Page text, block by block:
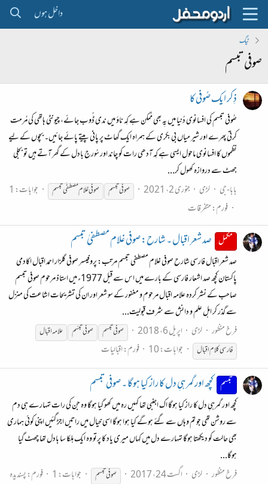
داخل ہوں
ٹیگ
صوفی تبسم
ذِکر ایک صُوفی کا
صُوفی تبسم کی افسانوی دُنیا میں یِہ بھی مُمکن ہے کِہ ناؤ میں ندی ڈُوب جائے، چیونٹی ہاتھی کی مُرمت
کرتی پھرے اور شیر میاں بی بکری کے ہمراہ ایک گھاٹ پر پانی پیتے پائے جائیں۔ بچوں کے لیے
نظموں کا افسانوی ماحول ایسی ہے کِہ آدھی رات کو چاند اور سُورج بادل کے گھر آتے ہیں تو بجلی
جھٹ سے دروازہ کھول کر...
بابا-جی
لڑی جنوری 2، 2021 صوفیتبسم صوفیغلام مصطفٰیتبسم
جوابات: 1
فورم:متفرقات
مکمل صد شعر اقبال ۔ شارح: صوفی غلام مصطفیٰ تبسم
صد شعر اقبال فارسی شارح صوفی غلام مصطفی تبسم مرتب: پروفیسر صوفی گلزار احمد اقبال اکادمی
پاکستان کچھ صد اشعار فارسی کے بارے میں اس سے قبل 1977ء میں استاذ مرحوم صوفی تبسم
صاحب کے نشر کردہ علامہ اقبال مرحوم و مغفور کے سو شعر اور ان کی تشریحات اشاعت کی منزل
سے گذر کر اہل علم و دانش سے شرف قبولیت...
فرخ منظور لڑی اپریل 6، 2018 صوفیتبسم صوفیتبسّم
علامہ اقبال
فارسی کلام اقبال
جوابات: 10 فورم:اقبالیات
تبسم کچھ اور گمرہیِ دل کا راز کیا ہوگا ۔ صوفی تبسم
کچھ اور گمرہیِ دل کا راز کیا ہوگا اک اجنبی تھا کہیں رہ میں کھو گیا ہوگا وہ جن کی رات تمہارے ہی دم
سے روشن تھی جو تم وہاں سے گئے ہوگے کیا ہوا ہوگا اسی خیال میں راتیں اجڑ گئیں اپنی کوئی ہماری
بھی حالت کو دیکھتا ہوگا تمہارے دل میں کہاں میری یاد کا پرتو وہ ایک ہلکا سا بادل تھا چھٹ گیا
ہوگا...
فرخ منظور لڑی اگست 24، 2017 صوفیتبسم جوابات: 1 فورم:پسندیدہ